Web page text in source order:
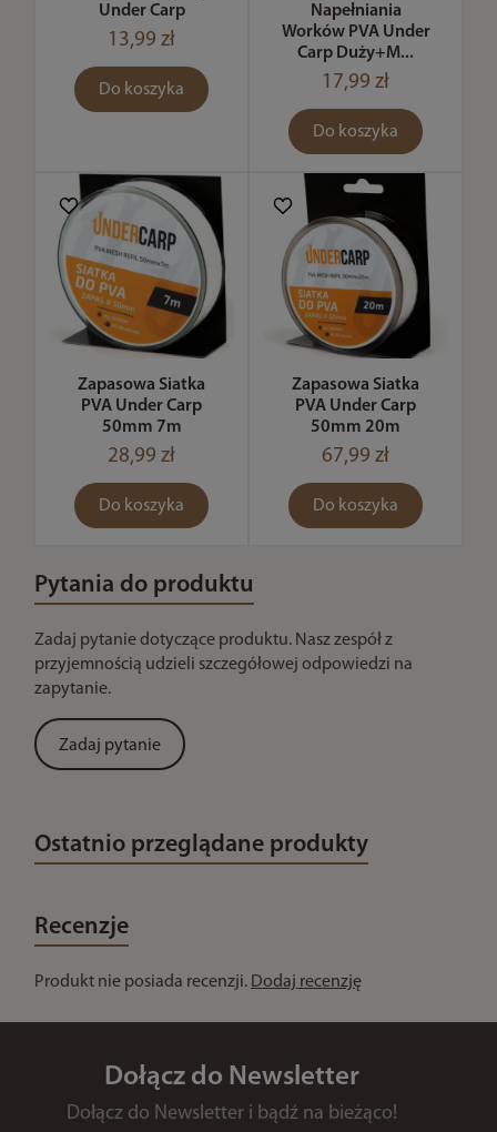
Under Carp
13,99 zł
Do koszyka
Napełniania
Worków PVA Under
Carp Duży+M...
17,99 zł
Do koszyka
Zapasowa Siatka
PVA Under Carp
50mm 7m
28,99 zł
Do koszyka
Zapasowa Siatka
PVA Under Carp
50mm 20m
67,99 zł
Do koszyka
Pytania do produktu
Zadaj pytanie dotyczące produktu. Nasz zespół z
przyjemnością udzieli szczegółowej odpowiedzi na
zapytanie.
Zadaj pytanie
Ostatnio przeglądane produkty
Recenzje
Produkt nie posiada recenzji. Dodaj recenzję
Dołącz do Newsletter
Dołącz do Newsletter i bądź na bieżąco!